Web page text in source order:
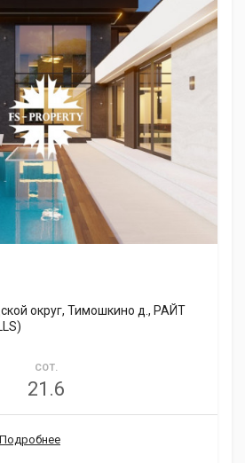
округ, Тимошкино д., РАЙТ
СОТ.
21.6
Подробнее